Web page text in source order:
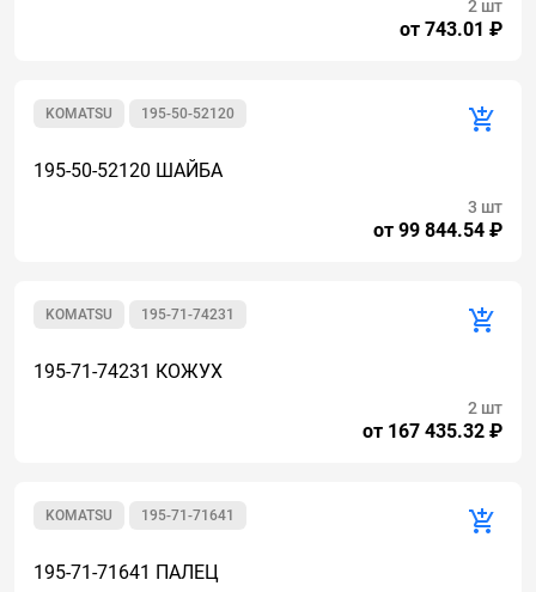
от 743.01 ₽
2 шт
195-50-52120
KOMATSU
195-50-52120 ШАЙБА
от 99 844.54 ₽
3 шт
195-71-74231
KOMATSU
195-71-74231 КОЖУХ
от 167 435.32 ₽
2 шт
195-71-71641
KOMATSU
195-71-71641 ПАЛЕЦ